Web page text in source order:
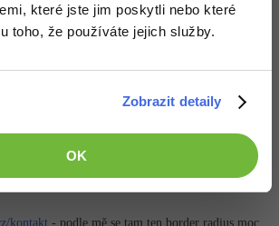
které jste jim poskytli nebo které
toho, že používáte jejich služby.
Zobrazit detaily
OK
Odpovědět
border u jednotlivých kategorií inzerátů, kolečko
na střed a text nějak rozumně zarovnal.
neořezával a také bych ji nezapouštěl do
kontakt - podle mě se tam ten border radius moc